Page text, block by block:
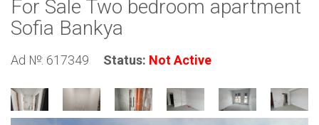
For Sale Two bedroom apartment
Sofia Bankya
Ad №: 617349 Status: Not Active